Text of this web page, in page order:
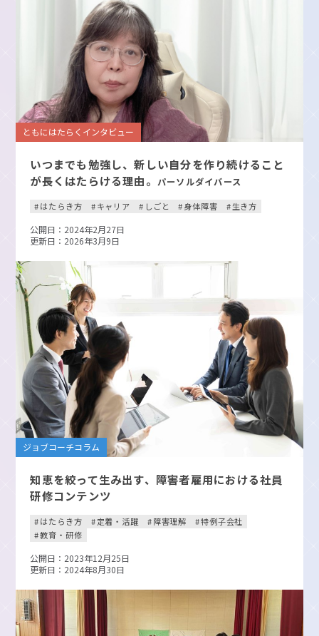
ともにはたらくインタビュー
いつまでも勉強し、新しい自分を作り続けること
が長くはたらける理由。 パーソルダイバース
はたらき方 キャリア しごと 身体障害 生き方
公開日：2024年2月27日
更新日：2026年3月9日
ジョブコーチコラム
知恵を絞って生み出す、障害者雇用における社員
研修コンテンツ
はたらき方 定着・活躍 障害理解
特例子会社
教育・研修
公開日：2023年12月25日
更新日：2024年8月30日